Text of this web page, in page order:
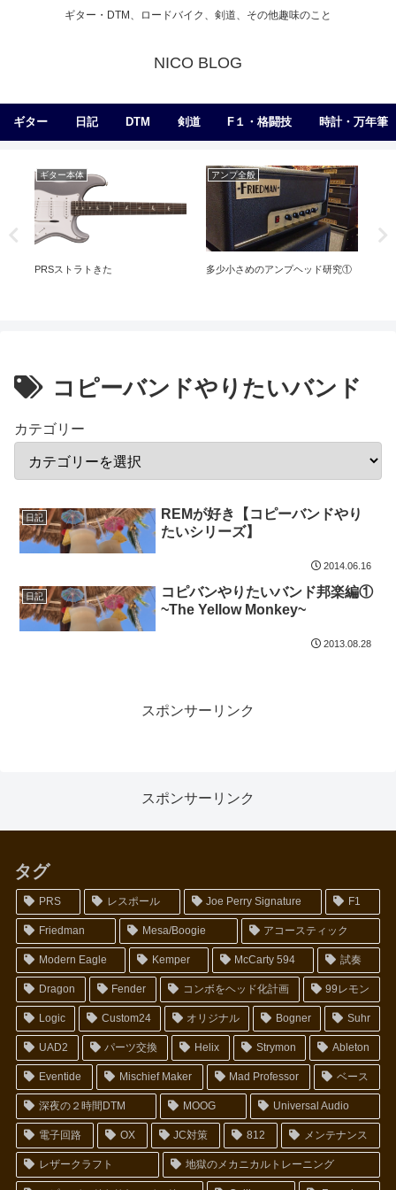
ギター・DTM、ロードバイク、剣道、その他趣味のこと
NICO BLOG
ギター 日記 DTM 剣道 F１・格闘技 時計・万年筆
ギター本体
PRSストラトきた
アンプ全般
多少小さめのアンプヘッド研究①
コピーバンドやりたいバンド
カテゴリー
日記
REMが好き【コピーバンドやり
たいシリーズ】
2014.06.16
日記
コピバンやりたいバンド邦楽編①
~The Yellow Monkey~
2013.08.28
スポンサーリンク
スポンサーリンク
タグ
PRS レスポール Joe Perry Signature F1
Friedman Mesa/Boogie アコースティック
Modern Eagle Kemper McCarty 594 試奏
Dragon Fender コンボをヘッド化計画 99レモン
Logic Custom24 オリジナル Bogner Suhr
UAD2 パーツ交換 Helix Strymon Ableton
Eventide Mischief Maker Mad Professor ベース
深夜の２時間DTM MOOG Universal Audio
電子回路 OX JC対策 812 メンテナンス
レザークラフト 地獄のメカニカルトレーニング